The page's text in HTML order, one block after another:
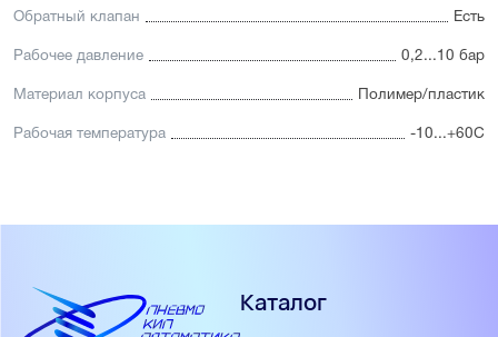
Обратный клапан Есть
Рабочее давление 0,2...10 бар
Материал корпуса Полимер/пластик
Рабочая температура -10...+60С
Каталог